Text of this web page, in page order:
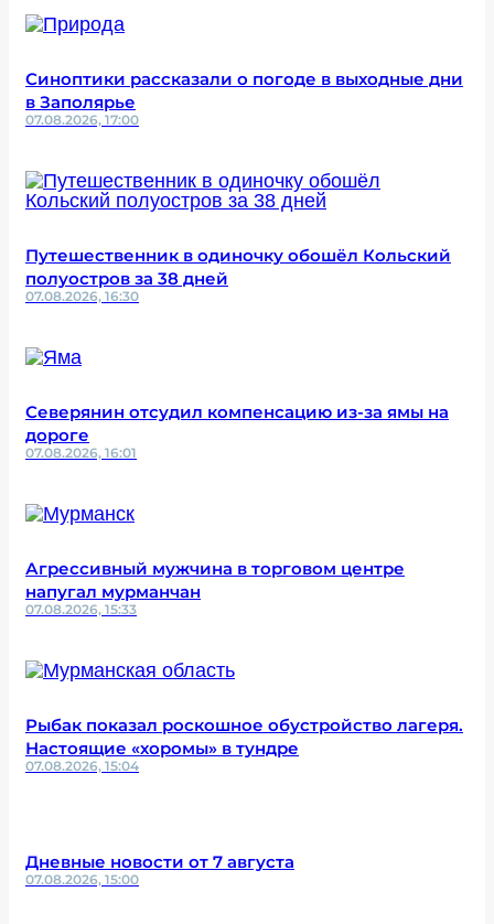
Синоптики рассказали о погоде в выходные дни
в Заполярье
07.08.2026, 17:00
Путешественник в одиночку обошёл Кольский
полуостров за 38 дней
07.08.2026, 16:30
Северянин отсудил компенсацию из-за ямы на
дороге
07.08.2026, 16:01
Агрессивный мужчина в торговом центре
напугал мурманчан
07.08.2026, 15:33
Рыбак показал роскошное обустройство лагеря.
Настоящие «хоромы» в тундре
07.08.2026, 15:04
Дневные новости от 7 августа
07.08.2026, 15:00